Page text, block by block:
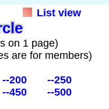
List view
on 1 page)
are for members)
--200
--250
--450
--500